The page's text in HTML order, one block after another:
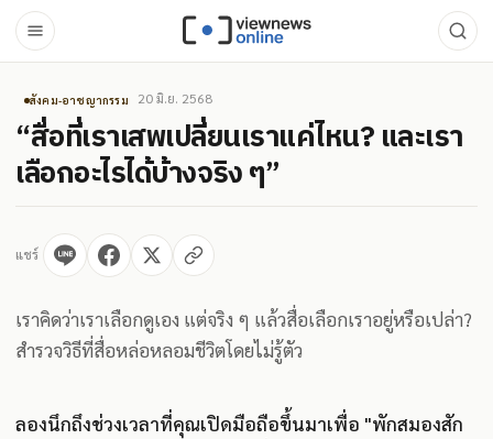
สังคม-อาชญากรรม 20 มิ.ย. 2568
“สื่อที่เราเสพเปลี่ยนเราแค่ไหน? และเรา
เลือกอะไรได้บ้างจริง ๆ”
แชร์
เราคิดว่าเราเลือกดูเอง แต่จริง ๆ แล้วสื่อเลือกเราอยู่หรือเปล่า?
สำรวจวิธีที่สื่อหล่อหลอมชีวิตโดยไม่รู้ตัว
ลองนึกถึงช่วงเวลาที่คุณเปิดมือถือขึ้นมาเพื่อ "พักสมองสัก